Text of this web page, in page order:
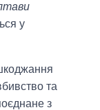
у
та
з